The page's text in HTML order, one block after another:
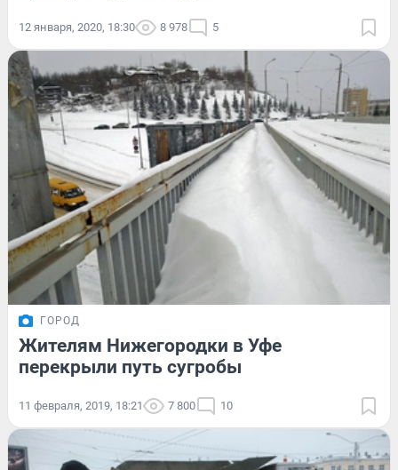
12 января, 2020, 18:30 8 978 5
ГОРОД
Жителям Нижегородки в Уфе
перекрыли путь сугробы
11 февраля, 2019, 18:21 7 800 10